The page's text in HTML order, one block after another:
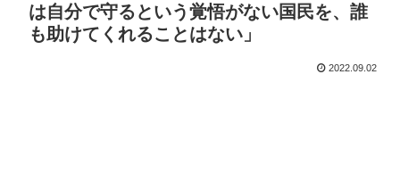
は自分で守るという覚悟がない国民を、誰
も助けてくれることはない」
2022.09.02